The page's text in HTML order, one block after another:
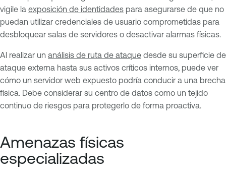
vigile la exposición de identidades para asegurarse de que no
puedan utilizar credenciales de usuario comprometidas para
desbloquear salas de servidores o desactivar alarmas físicas.
Al realizar un análisis de ruta de ataque desde su superficie de
ataque externa hasta sus activos críticos internos, puede ver
cómo un servidor web expuesto podría conducir a una brecha
física. Debe considerar su centro de datos como un tejido
continuo de riesgos para protegerlo de forma proactiva.
Amenazas físicas
especializadas